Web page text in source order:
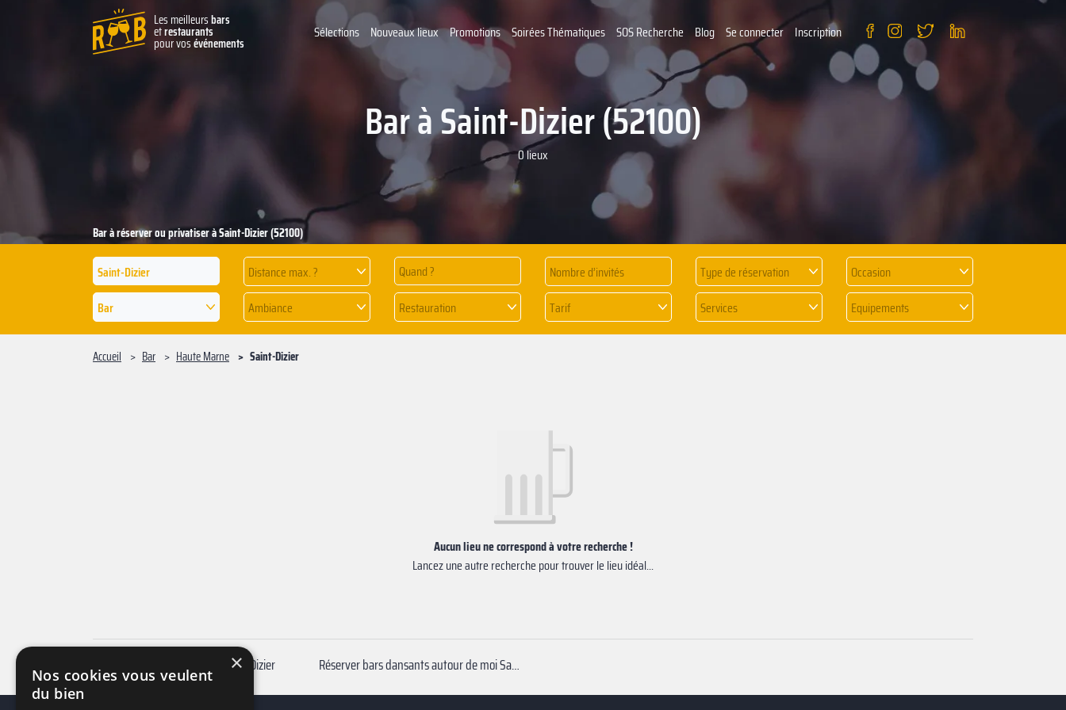
Les meilleursbars
etrestaurants
pour vosévénements
Sélections Nouveaux lieux Promotions Soirées Thématiques SOS Recherche Blog Se connecter Inscription
Bar à Saint-Dizier (52100)
0 lieux
Distance max. ? Quand ? Type de réservation
Occasion
Bar
Ambiance Restauration Tarif Services Equipements
Bar à réserver ou privatiser à Saint-Dizier (52100)
Accueil Bar Haute Marne Saint-Dizier
Aucun lieu ne correspond à votre recherche !
Lancez une autre recherche pour trouver le lieu idéal...
Bar pas cher autour de moi Saint-Dizier Réserver bars dansants autour de moi Saint-Dizier
×
Nos cookies vous veulent
du bien